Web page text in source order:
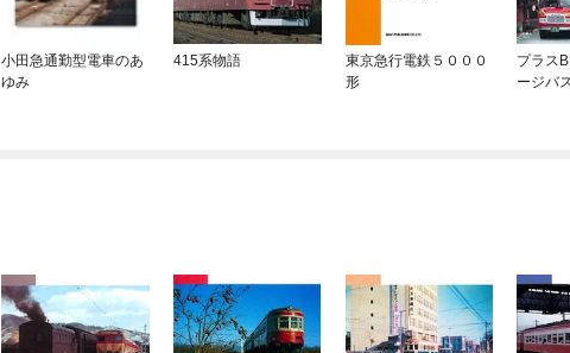
小田急通勤型電車のあ
ゆみ
415系物語
東京急行電鉄５０００
形
プラス
ージバ